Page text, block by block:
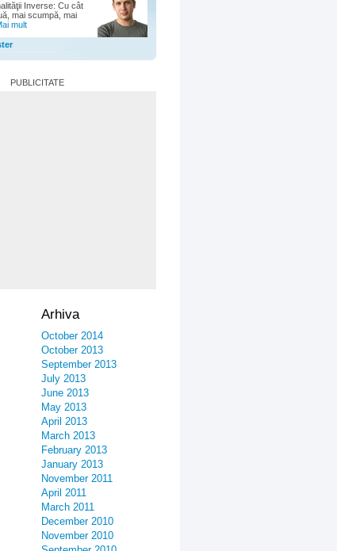
Inverse: Cu cât
mai scumpă, mai
mult
PUBLICITATE
Arhiva
October 2014
October 2013
September 2013
July 2013
June 2013
May 2013
April 2013
March 2013
February 2013
January 2013
November 2011
April 2011
March 2011
December 2010
November 2010